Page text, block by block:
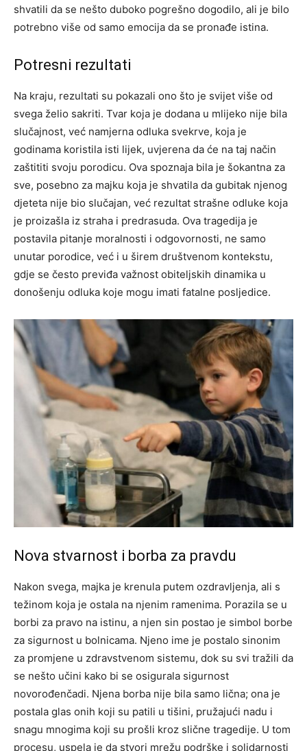
shvatili da se nešto duboko pogrešno dogodilo, ali je bilo
potrebno više od samo emocija da se pronađe istina.
Potresni rezultati
Na kraju, rezultati su pokazali ono što je svijet više od
svega želio sakriti. Tvar koja je dodana u mlijeko nije bila
slučajnost, već namjerna odluka svekrve, koja je
godinama koristila isti lijek, uvjerena da će na taj način
zaštititi svoju porodicu. Ova spoznaja bila je šokantna za
sve, posebno za majku koja je shvatila da gubitak njenog
djeteta nije bio slučajan, već rezultat strašne odluke koja
je proizašla iz straha i predrasuda. Ova tragedija je
postavila pitanje moralnosti i odgovornosti, ne samo
unutar porodice, već i u širem društvenom kontekstu,
gdje se često previđa važnost obiteljskih dinamika u
donošenju odluka koje mogu imati fatalne posljedice.
Nova stvarnost i borba za pravdu
Nakon svega, majka je krenula putem ozdravljenja, ali s
težinom koja je ostala na njenim ramenima. Porazila se u
borbi za pravo na istinu, a njen sin postao je simbol borbe
za sigurnost u bolnicama. Njeno ime je postalo sinonim
za promjene u zdravstvenom sistemu, dok su svi tražili da
se nešto učini kako bi se osigurala sigurnost
novorođenčadi. Njena borba nije bila samo lična; ona je
postala glas onih koji su patili u tišini, pružajući nadu i
snagu mnogima koji su prošli kroz slične tragedije. U tom
procesu, uspela je da stvori mrežu podrške i solidarnosti